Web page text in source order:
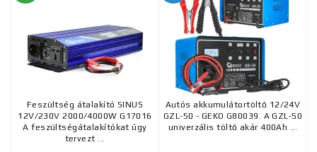
Feszültség átalakító SINUS
12V/230V 2000/4000W G17016
A feszültségátalakítókat úgy
tervezt ...
Autós akkumulátortöltő 12/24V
GZL-50 - GEKO G80039. A GZL-50
univerzális töltő akár 400Ah ...